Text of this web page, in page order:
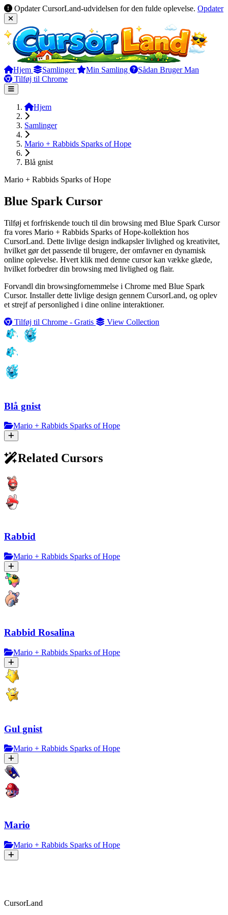
Opdater CursorLand-udvidelsen for den fulde oplevelse. Opdater
Hjem Samlinger Min Samling
Sådan Bruger Man
Tilføj til Chrome
Hjem
Samlinger
Mario + Rabbids Sparks of Hope
Blå gnist
Mario + Rabbids Sparks of Hope
Blue Spark Cursor
Tilføj et forfriskende touch til din browsing med Blue Spark Cursor
fra vores Mario + Rabbids Sparks of Hope-kollektion hos
CursorLand. Dette livlige design indkapsler livlighed og kreativitet,
hvilket gør det passende til brugere, der omfavner en dynamisk
online oplevelse. Hvert klik med denne cursor kan vække glæde,
hvilket forbedrer din browsing med livlighed og flair.
Forvandl din browsingfornemmelse i Chrome med Blue Spark
Cursor. Installer dette livlige design gennem CursorLand, og oplev
et strejf af personlighed i dine online interaktioner.
Tilføj til Chrome - Gratis
View Collection
Blå gnist
Mario + Rabbids Sparks of Hope
Related Cursors
Rabbid
Mario + Rabbids Sparks of Hope
Rabbid Rosalina
Mario + Rabbids Sparks of Hope
Gul gnist
Mario + Rabbids Sparks of Hope
Mario
Mario + Rabbids Sparks of Hope
CursorLand